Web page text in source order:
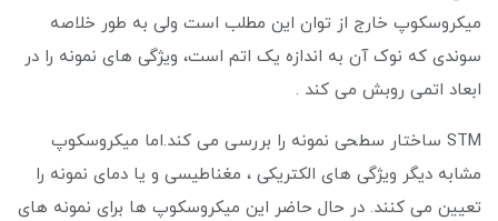
میکروسکوپ خارج از توان این مطلب است ولی به طور خلاصه
سوندی که نوک آن به اندازه یک اتم است، ویژگی های نمونه را در
ابعاد اتمی روبش می کند .
STM ساختار سطحی نمونه را بررسی می کند.اما میکروسکوپ
مشابه دیگر ویژگی های الکتریکی ، مغناطیسی و یا دمای نمونه را
تعیین می کنند. در حال حاضر این میکروسکوپ ها برای نمونه های